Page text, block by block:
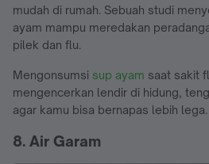
mudah di rumah. Sebuah studi
ayam mampu meredakan
pilek dan flu.
Mengonsumsi sup ayam saat sakit
mengencerkan lendir di hidung,
agar kamu bisa bernapas lebih lega.
8. Air Garam